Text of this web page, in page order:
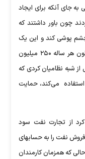
به جای آنکه برای ایجاد
چون باور داشتند که
چشم پوشی کند و این یک
توطئه باجگیری آشکار است. از سوی دیگر پنتاگون هر ساله ۲۵۰ میلیون
از شبه نظامیان کردی که
استفاده می‌کند، حمایت
از تجارت نفت سود
نفت را به حسابهای
که همزمان کارمندان